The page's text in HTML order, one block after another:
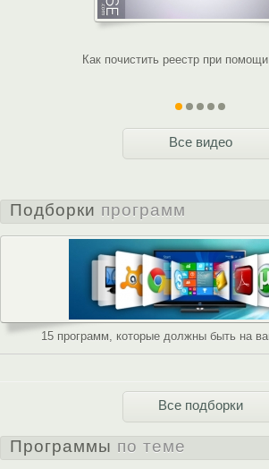
Как почистить реестр при
Все видео
Подборки программ
15 программ, которые должны быть на
Все подборки
Программы по теме